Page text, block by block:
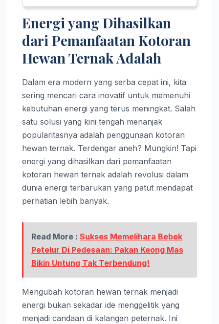
Energi yang Dihasilkan
dari Pemanfaatan Kotoran
Hewan Ternak Adalah
Dalam era modern yang serba cepat ini, kita
sering mencari cara inovatif untuk memenuhi
kebutuhan energi yang terus meningkat. Salah
satu solusi yang kini tengah menanjak
popularitasnya adalah penggunaan kotoran
hewan ternak. Terdengar aneh? Mungkin! Tapi
energi yang dihasilkan dari pemanfaatan
kotoran hewan ternak adalah revolusi dalam
dunia energi terbarukan yang patut mendapat
perhatian lebih banyak.
Read More : Sukses Memelihara Bebek
Petelur Di Pedesaan: Pakan Keong Mas
Bikin Untung Tak Terbendung!
Mengubah kotoran hewan ternak menjadi
energi bukan sekadar ide menggelitik yang
menjadi candaan di kalangan peternak. Ini